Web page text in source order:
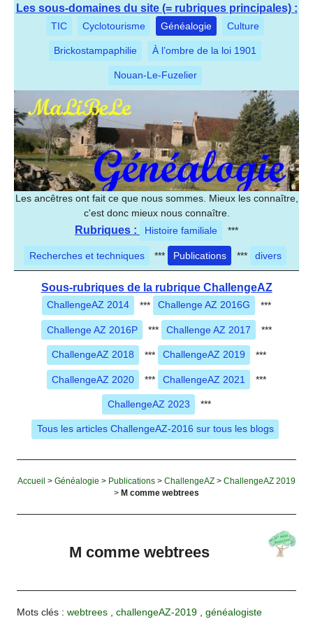
Les sous-domaines du site (= rubriques principales) :
TIC Cyclotourisme Généalogie Culture
Brickostampaphilie À l’ombre de la loi 1901
Nouan-Le-Fuzelier
Les ancêtres ont fait ce que nous sommes. Mieux les connaître,
c'est donc mieux nous connaître.
Rubriques : Histoire familiale ***
Recherches et techniques *** Publications *** divers
Sous-rubriques de la rubrique ChallengeAZ
ChallengeAZ 2014 *** Challenge AZ 2016G ***
Challenge AZ 2016P *** Challenge AZ 2017 ***
ChallengeAZ 2018 *** ChallengeAZ 2019 ***
ChallengeAZ 2020 *** ChallengeAZ 2021 ***
ChallengeAZ 2023 ***
Tous les articles ChallengeAZ-2016 sur tous les blogs
Accueil > Généalogie > Publications > ChallengeAZ > ChallengeAZ 2019
> M comme webtrees
M comme webtrees
Mots clés :webtrees ,challengeAZ-2019 ,généalogiste